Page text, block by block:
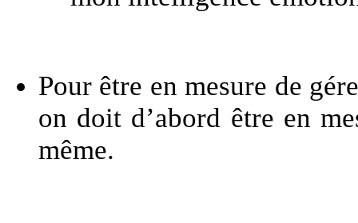
Pour être en mesure de
on doit d’abord être en
même.